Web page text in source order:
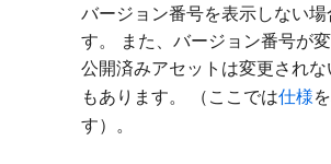
バージョン番号を表示しない
す。 また、バージョン番号が変
公開済みアセットは変更され
もあります。 （ここでは仕様
す）。